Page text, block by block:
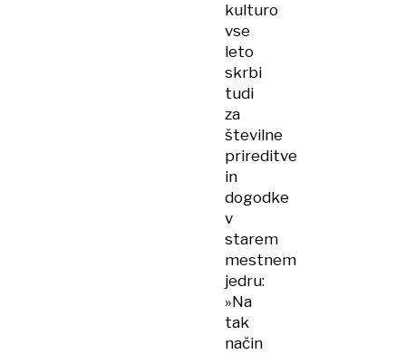
kulturo
vse
leto
skrbi
tudi
za
številne
prireditve
in
dogodke
v
starem
mestnem
jedru:
»Na
tak
način